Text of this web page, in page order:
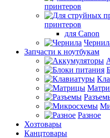
принтеров
принтеров
для Canon
Запчасти к ноутбукам
Разное
Хозтовары
Канцтовары